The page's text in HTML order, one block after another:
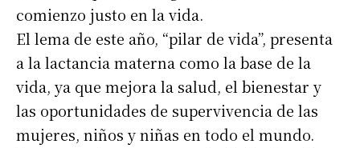
comienzo justo en la vida.
El lema de este año, “pilar de vida”, presenta
a la lactancia materna como la base de la
vida, ya que mejora la salud, el bienestar y
las oportunidades de supervivencia de las
mujeres, niños y niñas en todo el mundo.